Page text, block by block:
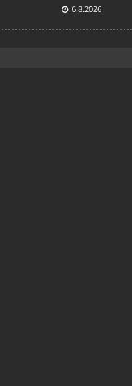
6.8.2026